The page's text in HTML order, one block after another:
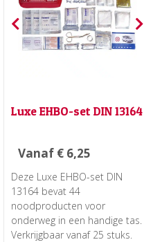
Luxe EHBO-set DIN 13164
Vanaf € 6,25
Deze Luxe EHBO-set DIN
13164 bevat 44
noodproducten voor
onderweg in een handige tas.
Verkrijgbaar vanaf 25 stuks.